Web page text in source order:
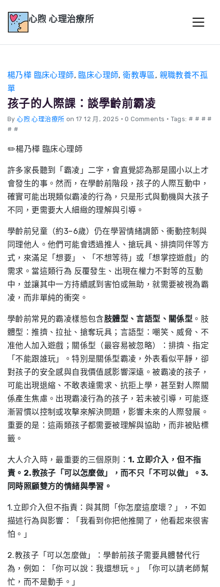
心煦 心理治療所
楊乃樺 臨床心理師, 臨床心理師,衛教專區, 親職教養不孤
單
孩子的人際課：談學齡前霸凌
By心煦 心理治療所 on 17 12 月, 2025 • 0 Comments • Tags: # # # #
# #
✏️楊乃樺 臨床心理師
許多家長聽到「霸凌」二字，會直覺認為那是國小以上才
會發生的事。然而，在學齡前階段，孩子的人際互動中，
確實可能出現類似霸凌的行為，只是形式與動機與大孩子
不同，更需要大人細緻的理解與引導。
學齡前兒童（約3–6歲）仍在學習情緒調節、衝動控制與
同理他人。他們可能會透過推人、搶玩具、排擠同伴等方
式，來滿足「想要」、「不想等待」或「想掌控遊戲」的
需求。當這類行為 反覆發生、出現在權力不對等的互動
中，並讓其中一方持續感到害怕或無助，就需要被視為霸
凌，而非單純的衝突。
學齡前常見的霸凌樣態包含肢體型、言語型、關係型 。肢
體型：推擠、拉扯、搶奪玩具；言語型：嘲笑、威脅、不
准他人加入遊戲；關係型（最容易被忽略）：排擠、指定
「不能跟誰玩」。特別是關係型霸凌，外表看似平靜，卻
對孩子的安全感與自我價值感影響深遠。被霸凌的孩子，
可能出現退縮、不敢表達需求、抗拒上學，甚至對人際關
係產生焦慮。出現霸凌行為的孩子，若未被引導，可能逐
漸習慣以控制或攻擊來解決問題，影響未來的人際發展。
重要的是：這兩類孩子都需要被理解與協助，而非被貼標
籤。
大人介入時，最重要的三個原則： 1. 立即介入，但不指
責。2.教孩子「可以怎麼做」，而不只「不可以做」。3.
同時照顧雙方的情緒與學習。
1.立即介入但不指責：與其問「你怎麼這麼壞？」，不如
描述行為與影響：「我看到你把他推開了，他看起來很害
怕。」
2.教孩子「可以怎麼做」：學齡前孩子需要具體替代行
為，例如：「你可以說：我還想玩。」「你可以請老師幫
忙，而不是動手。」